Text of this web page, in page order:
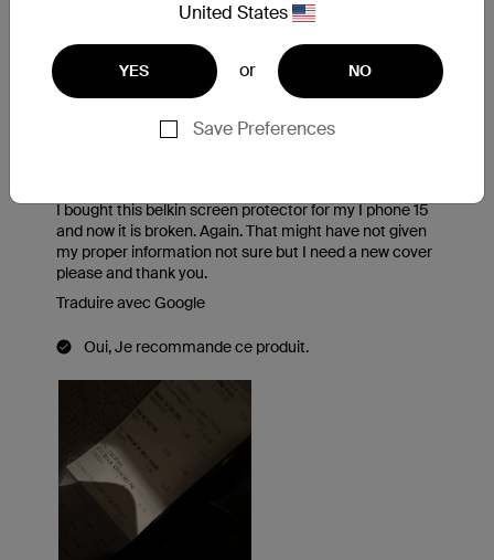
United States
YES or NO
Save Preferences